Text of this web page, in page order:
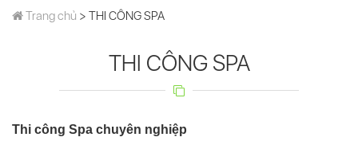
Trang chủ > THI CÔNG SPA
THI CÔNG SPA
Thi công Spa chuyên nghiệp